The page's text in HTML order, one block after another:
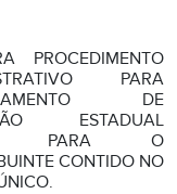
PROCEDIMENTO
PARA
DE
ESTADUAL
PARA O
CONTIDO NO